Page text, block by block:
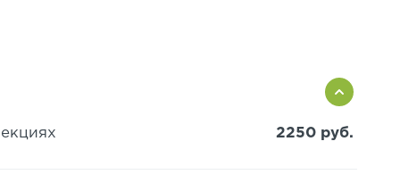
2250 руб.